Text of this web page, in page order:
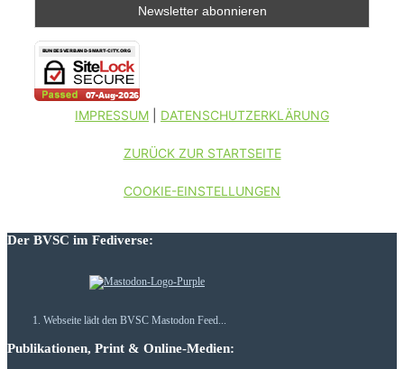
IMPRESSUM DATENSCHUTZERKLÄRUNG
ZURÜCK ZUR STARTSEITE
COOKIE-EINSTELLUNGEN
Der BVSC im Fediverse:
Webseite lädt den BVSC Mastodon Feed...
Publikationen, Print & Online-Medien: